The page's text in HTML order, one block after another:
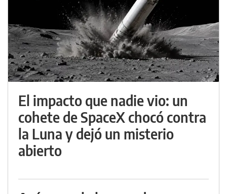
El impacto que nadie vio: un
cohete de SpaceX chocó contra
la Luna y dejó un misterio
abierto